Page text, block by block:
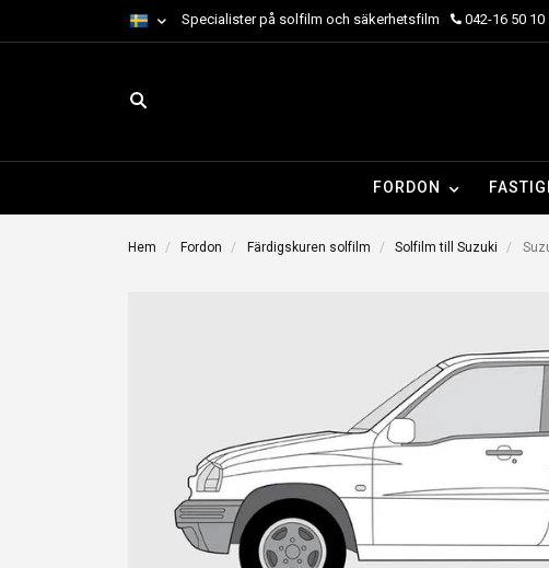
Specialister på solfilm och säkerhetsfilm 042-16 50 10
FORDON
Hem Fordon Färdigskuren solfilm Solfilm till Suzuki